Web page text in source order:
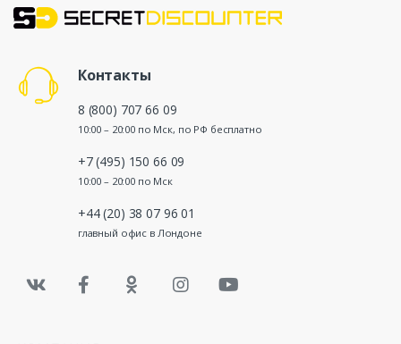
Контакты
8 (800) 707 66 09
10:00 – 20:00 по Мск, по РФ бесплатно
+7 (495) 150 66 09
10:00 – 20:00 по Мск
+44 (20) 38 07 96 01
главный офис в Лондоне